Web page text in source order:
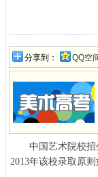
分享到： QQ空
中国艺术院校招生
2013年该校录取原则